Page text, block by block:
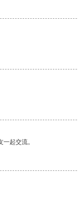
起交流。